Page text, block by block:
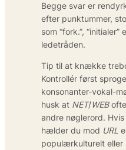
Begge svar er
efter punktummer,
som “fork.”, “initialer”
ledetråden.
Tip til at knække
Kontrollér først
konsonanter-vokal-
husk at NET/WEBofte
andre nøglerord.
hælder du mod URL
populærkulturelt eller